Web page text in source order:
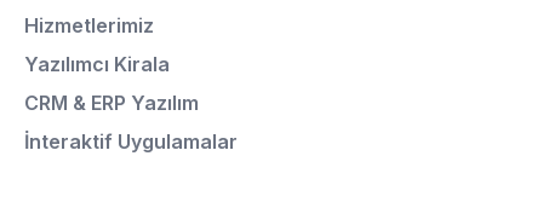
Hizmetlerimiz
Yazılımcı Kirala
CRM & ERP Yazılım
İnteraktif Uygulamalar